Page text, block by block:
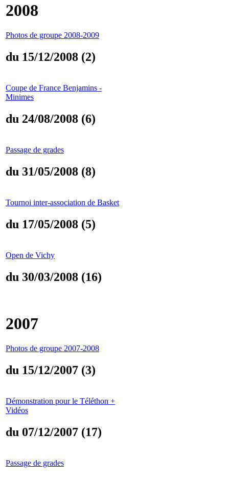
2008
Photos de groupe 2008-2009
du 15/12/2008 (2)
Coupe de France Benjamins -
Minimes
du 24/08/2008 (6)
Passage de grades
du 31/05/2008 (8)
Tournoi inter-association de Basket
du 17/05/2008 (5)
Open de Vichy
du 30/03/2008 (16)
2007
Photos de groupe 2007-2008
du 15/12/2007 (3)
Démonstration pour le Téléthon +
Vidéos
du 07/12/2007 (17)
Passage de grades